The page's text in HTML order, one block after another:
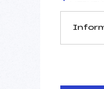
Arbitre :